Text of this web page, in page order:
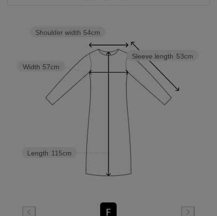
Sleeve length 53cm
Length 115cm
Width 57cm
Shoulder width 54cm
F